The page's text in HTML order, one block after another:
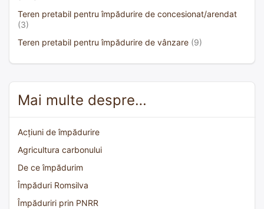
Teren pretabil pentru împădurire de concesionat/arendat
(3)
Teren pretabil pentru împădurire de vânzare (9)
Mai multe despre…
Acțiuni de împădurire
Agricultura carbonului
De ce împădurim
Împăduri Romsilva
Împăduriri prin PNRR